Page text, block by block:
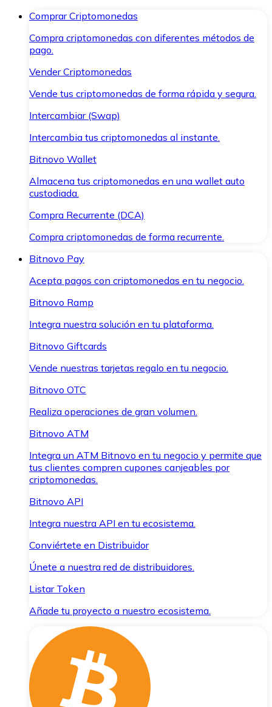
Comprar Criptomonedas
Compra criptomonedas con diferentes métodos de
pago.
Vender Criptomonedas
Vende tus criptomonedas de forma rápida y segura.
Intercambiar (Swap)
Intercambia tus criptomonedas al instante.
Bitnovo Wallet
Almacena tus criptomonedas en una wallet auto
custodiada.
Compra Recurrente (DCA)
Compra criptomonedas de forma recurrente.
Bitnovo Pay
Acepta pagos con criptomonedas en tu negocio.
Bitnovo Ramp
Integra nuestra solución en tu plataforma.
Bitnovo Giftcards
Vende nuestras tarjetas regalo en tu negocio.
Bitnovo OTC
Realiza operaciones de gran volumen.
Bitnovo ATM
Integra un ATM Bitnovo en tu negocio y permite que
tus clientes compren cupones canjeables por
criptomonedas.
Bitnovo API
Integra nuestra API en tu ecosistema.
Conviértete en Distribuidor
Únete a nuestra red de distribuidores.
Listar Token
Añade tu proyecto a nuestro ecosistema.